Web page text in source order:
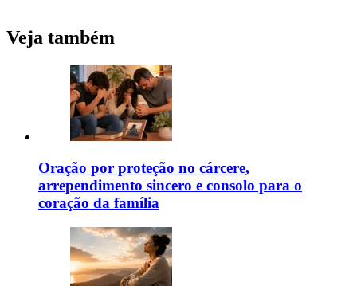
Veja também
Oração por proteção no cárcere,
arrependimento sincero e consolo para o
coração da família